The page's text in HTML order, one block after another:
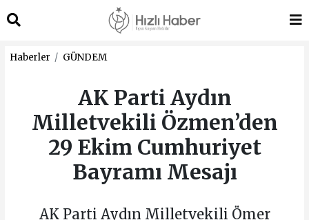
Haberler GÜNDEM
AK Parti Aydın
Milletvekili Özmen’den
29 Ekim Cumhuriyet
Bayramı Mesajı
AK Parti Aydın Milletvekili Ömer